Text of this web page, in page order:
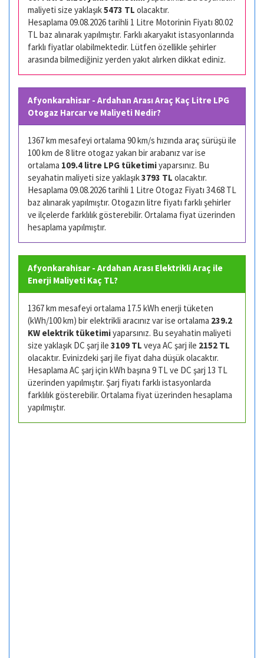
maliyeti size yaklaşık5473 TL olacaktır.
Hesaplama 09.08.2026 tarihli 1 Litre Motorinin Fiyatı 80.02
TL baz alınarak yapılmıştır. Farklı akaryakıt istasyonlarında
farklı fiyatlar olabilmektedir. Lütfen özellikle şehirler
arasında bilmediğiniz yerden yakıt alırken dikkat ediniz.
Afyonkarahisar - Ardahan Arası Araç Kaç Litre LPG
Otogaz Harcar ve Maliyeti Nedir?
1367 km mesafeyi ortalama 90 km/s hızında araç sürüşü ile
100 km de 8 litre otogaz yakan bir arabanız var ise
ortalama 109.4 litre LPG tüketimiyaparsınız. Bu
seyahatin maliyeti size yaklaşık3793 TL olacaktır.
Hesaplama 09.08.2026 tarihli 1 Litre Otogaz Fiyatı 34.68 TL
baz alınarak yapılmıştır. Otogazın litre fiyatı farklı şehirler
ve ilçelerde farklılık gösterebilir. Ortalama fiyat üzerinden
hesaplama yapılmıştır.
Afyonkarahisar - Ardahan Arası Elektrikli Araç ile
Enerji Maliyeti Kaç TL?
1367 km mesafeyi ortalama 17.5 kWh enerji tüketen
(kWh/100 km) bir elektrikli aracınız var ise ortalama 239.2
KW elektrik tüketimiyaparsınız. Bu seyahatin maliyeti
size yaklaşık DC şarj ile 3109 TL veya AC şarj ile 2152 TL
olacaktır. Evinizdeki şarj ile fiyat daha düşük olacaktır.
Hesaplama AC şarj için kWh başına 9 TL ve DC şarj 13 TL
üzerinden yapılmıştır. Şarj fiyatı farklı istasyonlarda
farklılık gösterebilir. Ortalama fiyat üzerinden hesaplama
yapılmıştır.